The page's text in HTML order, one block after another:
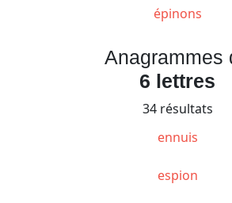
épinons
Anagrammes
6 lettres
34 résultats
ennuis
espion